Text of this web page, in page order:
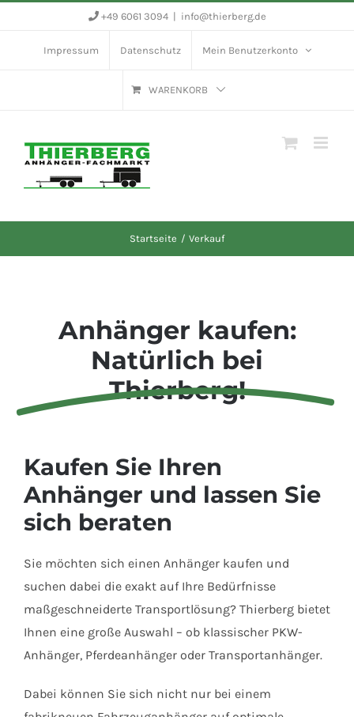
springen
+49 6061 3094 info@thierberg.de
Impressum Datenschutz Mein Benutzerkonto
WARENKORB
Startseite Verkauf
Anhänger kaufen:
Natürlich bei
Thierberg!
Kaufen Sie Ihren
Anhänger und lassen Sie
sich beraten
Sie möchten sich einen Anhänger kaufen und
suchen dabei die exakt auf Ihre Bedürfnisse
maßgeschneiderte Transportlösung? Thierberg bietet
Ihnen eine große Auswahl – ob klassischer PKW-
Anhänger, Pferdeanhänger oder Transportanhänger.
Dabei können Sie sich nicht nur bei einem